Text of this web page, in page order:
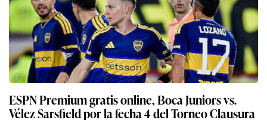
ESPN Premium gratis online, Boca Juniors vs.
Vélez Sarsfield por la fecha 4 del Torneo Clausura